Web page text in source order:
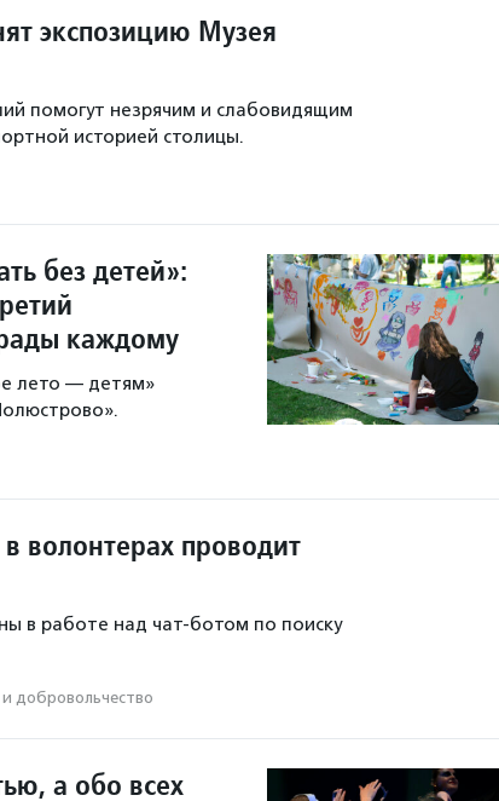
экспозицию Музея
помогут незрячим и слабовидящим
историей столицы.
без детей»:
каждому
лето — детям»
волонтерах проводит
в работе над чат-ботом по поиску
доброволь­чест­во
а обо всех